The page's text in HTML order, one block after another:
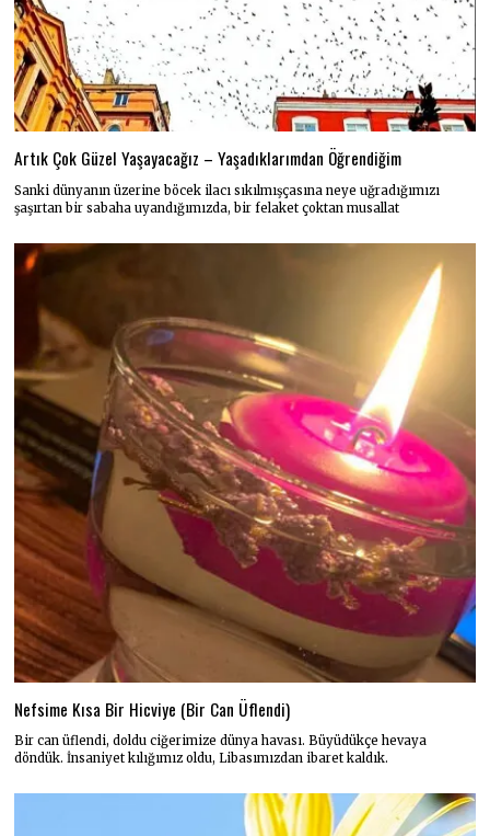
Artık Çok Güzel Yaşayacağız – Yaşadıklarımdan Öğrendiğim
Sanki dünyanın üzerine böcek ilacı sıkılmışçasına neye uğradığımızı
şaşırtan bir sabaha uyandığımızda, bir felaket çoktan musallat
Nefsime Kısa Bir Hicviye (Bir Can Üflendi)
Bir can üflendi, doldu ciğerimize dünya havası. Büyüdükçe hevaya
döndük. İnsaniyet kılığımız oldu, Libasımızdan ibaret kaldık.